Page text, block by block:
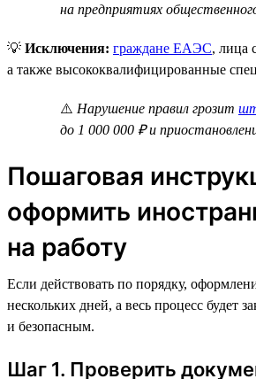
на предприятиях
💡 Исключения: граждане ЕАЭС,
а также высококвалифицированные
⚠️ Нарушение правил грозит
до 1 000 000 ₽ и
Пошаговая
оформить
на работу
Если действовать по порядку,
нескольких дней, а весь процесс будет
и безопасным.
Шаг 1. Проверить